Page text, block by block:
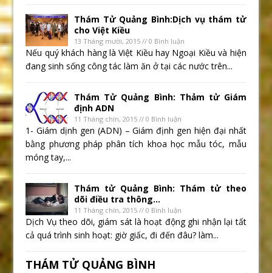
Thám Tử Quảng Bình:Dịch vụ thám tử
cho Việt Kiều
13 Tháng mười, 2015 // 0 Bình luận
Nếu quý khách hàng là Việt Kiều hay Ngoại Kiều và hiện
đang sinh sống công tác làm ăn ở tại các nước trên...
Thám Tử Quảng Bình: Thảm tử Giám
định ADN
11 Tháng chín, 2015 // 0 Bình luận
1- Giám dịnh gen (ADN) – Giám định gen hiện đại nhất
bằng phương pháp phân tích khoa học mẫu tóc, mẫu
móng tay,...
Thám tử Quảng Bình: Thám tử theo
dõi điều tra thông...
11 Tháng chín, 2015 // 0 Bình luận
Dịch Vụ theo dõi, giám sát là hoạt động ghi nhận lại tất
cả quá trình sinh hoạt: giờ giấc, đi đến đâu? làm...
THÁM TỬ QUẢNG BÌNH